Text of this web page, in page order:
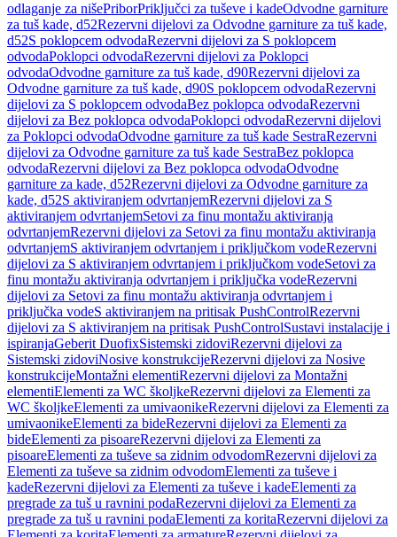
odlaganje za nišePriborPriključci za tuševe i kadeOdvodne garniture
za tuš kade, d52Rezervni dijelovi za Odvodne garniture za tuš kade,
d52S poklopcem odvodaRezervni dijelovi za S poklopcem
odvodaPoklopci odvodaRezervni dijelovi za Poklopci
odvodaOdvodne garniture za tuš kade, d90Rezervni dijelovi za
Odvodne garniture za tuš kade, d90S poklopcem odvodaRezervni
dijelovi za S poklopcem odvodaBez poklopca odvodaRezervni
dijelovi za Bez poklopca odvodaPoklopci odvodaRezervni dijelovi
za Poklopci odvodaOdvodne garniture za tuš kade SestraRezervni
dijelovi za Odvodne garniture za tuš kade SestraBez poklopca
odvodaRezervni dijelovi za Bez poklopca odvodaOdvodne
garniture za kade, d52Rezervni dijelovi za Odvodne garniture za
kade, d52S aktiviranjem odvrtanjemRezervni dijelovi za S
aktiviranjem odvrtanjemSetovi za finu montažu aktiviranja
odvrtanjemRezervni dijelovi za Setovi za finu montažu aktiviranja
odvrtanjemS aktiviranjem odvrtanjem i priključkom vodeRezervni
dijelovi za S aktiviranjem odvrtanjem i priključkom vodeSetovi za
finu montažu aktiviranja odvrtanjem i priključka vodeRezervni
dijelovi za Setovi za finu montažu aktiviranja odvrtanjem i
priključka vodeS aktiviranjem na pritisak PushControlRezervni
dijelovi za S aktiviranjem na pritisak PushControlSustavi instalacije i
ispiranjaGeberit DuofixSistemski zidoviRezervni dijelovi za
Sistemski zidoviNosive konstrukcijeRezervni dijelovi za Nosive
konstrukcijeMontažni elementiRezervni dijelovi za Montažni
elementiElementi za WC školjkeRezervni dijelovi za Elementi za
WC školjkeElementi za umivaonikeRezervni dijelovi za Elementi za
umivaonikeElementi za bideRezervni dijelovi za Elementi za
bideElementi za pisoareRezervni dijelovi za Elementi za
pisoareElementi za tuševe sa zidnim odvodomRezervni dijelovi za
Elementi za tuševe sa zidnim odvodomElementi za tuševe i
kadeRezervni dijelovi za Elementi za tuševe i kadeElementi za
pregrade za tuš u ravnini podaRezervni dijelovi za Elementi za
pregrade za tuš u ravnini podaElementi za koritaRezervni dijelovi za